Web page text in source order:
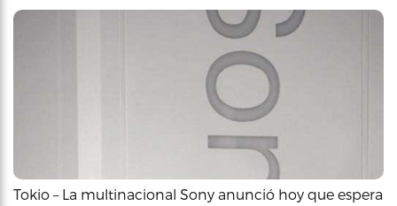
Tokio – La multinacional Sony anunció hoy que espera